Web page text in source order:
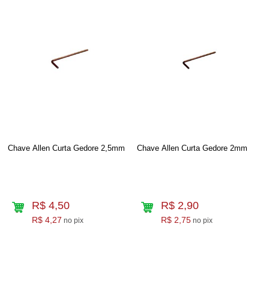
Chave Allen Curta Gedore 2,5mm
R$ 4,50
R$ 4,27 no pix
Chave Allen Curta Gedore 2mm
R$ 2,90
R$ 2,75 no pix